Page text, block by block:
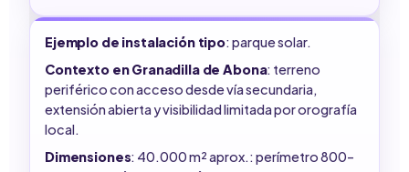
Ejemplo de instalación tipo: parque solar.
Contexto en Granadilla de Abona: terreno
periférico con acceso desde vía secundaria,
extensión abierta y visibilidad limitada por orografía
local.
Dimensiones: 40.000 m² aprox.: perímetro 800–